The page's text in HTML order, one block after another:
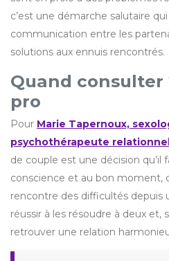
c’est une démarche salutaire
communication entre les
solutions aux ennuis rencontrés.
Quand consulter
pro
Pour Marie Tapernoux,
psychothérapeute
de couple est une décision qu’il
conscience et au bon moment,
rencontre des difficultés depuis
réussir à les résoudre à deux et,
retrouver une relation